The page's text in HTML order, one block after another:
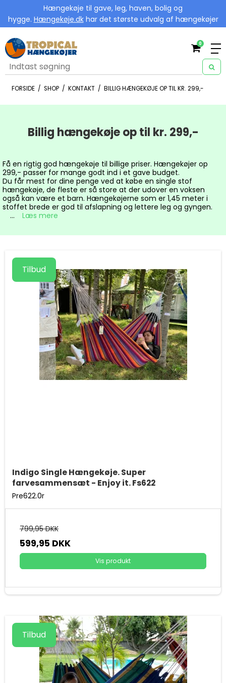
Hængekøje til gave, leg, haven, bolig og
hygge. Hængekøje.dkhar det største udvalg af hængekøjer
0
FORSIDE / SHOP / KONTAKT / BILLIG HÆNGEKØJE OP TIL KR. 299,-
Billig hængekøje op til kr. 299,-
Få en rigtig god hængekøje til billige priser. Hængekøjer op
299,- passer for mange godt ind i et gave budget.
Du får mest for dine penge ved at købe en single stof
hængekøje, de fleste er så store at der udover en voksen
også kan være et barn. Hængekøjerne som er 1,45 meter i
stoffet brede er god til afslapning og lettere leg og gyngen.
...
Læs mere
Tilbud
Indigo Single Hængekøje. Super
farvesammensæt - Enjoy it. Fs622
Pre622.0r
799,95 DKK
599,95 DKK
Vis produkt
Tilbud